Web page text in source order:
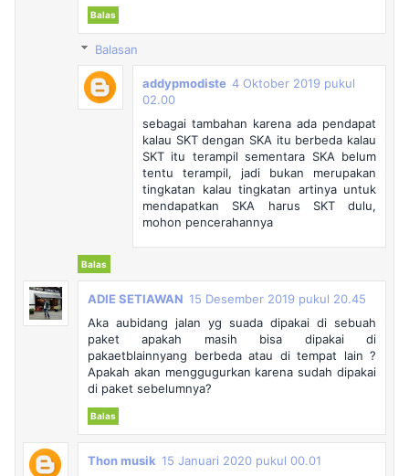
Balas
Balasan
addypmodiste 4 Oktober 2019 pukul
02.00
sebagai tambahan karena ada pendapat
kalau SKT dengan SKA itu berbeda kalau
SKT itu terampil sementara SKA belum
tentu terampil, jadi bukan merupakan
tingkatan kalau tingkatan artinya untuk
mendapatkan SKA harus SKT dulu,
mohon pencerahannya
Balas
ADIE SETIAWAN 15 Desember 2019 pukul 20.45
Aka aubidang jalan yg suada dipakai di sebuah
paket apakah masih bisa dipakai di
pakaetblainnyang berbeda atau di tempat lain ?
Apakah akan menggugurkan karena sudah dipakai
di paket sebelumnya?
Balas
Thon musik 15 Januari 2020 pukul 00.01